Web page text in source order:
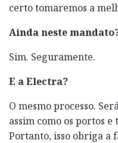
certo tomaremos a
Ainda neste
Sim. Seguramente.
E a Electra?
O mesmo processo.
assim como os portos
Portanto, isso obriga a